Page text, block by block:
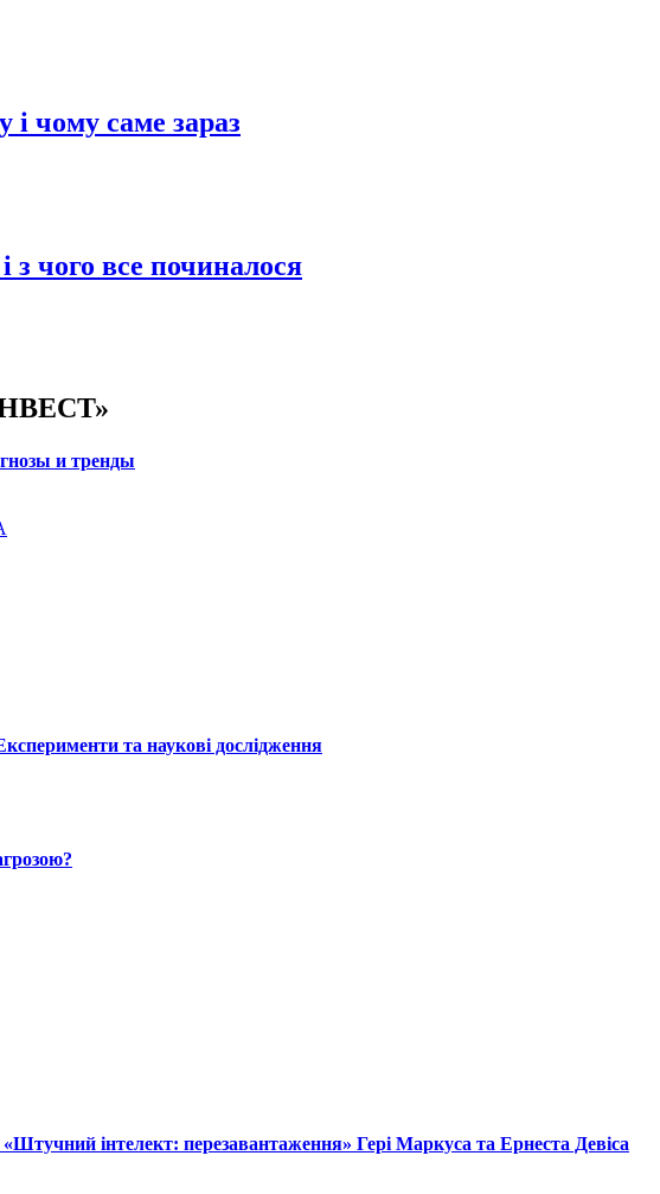
і чому саме зараз
чого все починалося
и тренды
та наукові дослідження
інтелект: перезавантаження» Гері Маркуса та Ернеста Девіса